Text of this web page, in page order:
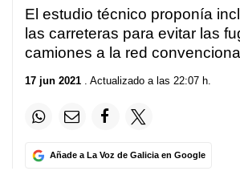
El estudio técnico proponía
las carreteras para evitar las
camiones a la red
17 jun 2021 . Actualizado a las 22:07 h.
Añade a La Voz de Galicia en Google